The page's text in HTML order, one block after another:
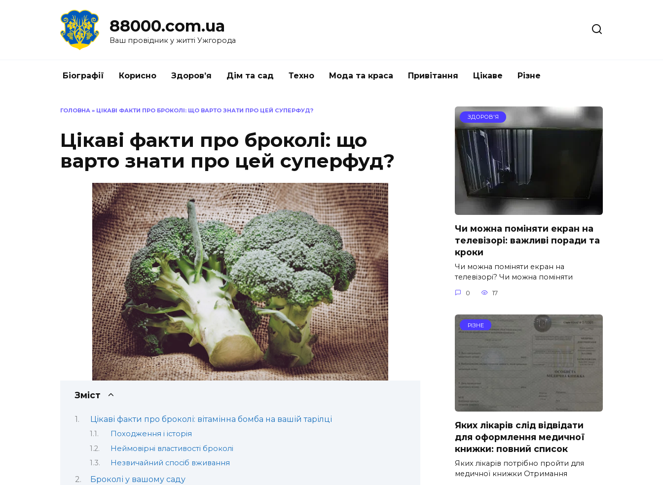
88000.com.ua
Ваш провідник у житті Ужгорода
Біографії Корисно Здоров’я Дім та сад Техно Мода та краса Привітання Цікаве Різне
ГОЛОВНА » ЦІКАВІ ФАКТИ ПРО БРОКОЛІ: ЩО ВАРТО ЗНАТИ ПРО ЦЕЙ СУПЕРФУД?
Цікаві факти про броколі: що
варто знати про цей суперфуд?
Зміст
Цікаві факти про броколі: вітамінна бомба на вашій тарілці
Походження і історія
Неймовірні властивості броколі
Незвичайний спосіб вживання
Броколі у вашому саду
ЗДОРОВ'Я
Чи можна поміняти екран на
телевізорі: важливі поради та
кроки
Чи можна поміняти екран на
телевізорі? Чи можна поміняти
0 17
РІЗНЕ
Яких лікарів слід відвідати
для оформлення медичної
книжки: повний список
Яких лікарів потрібно пройти для
медичної книжки Отримання